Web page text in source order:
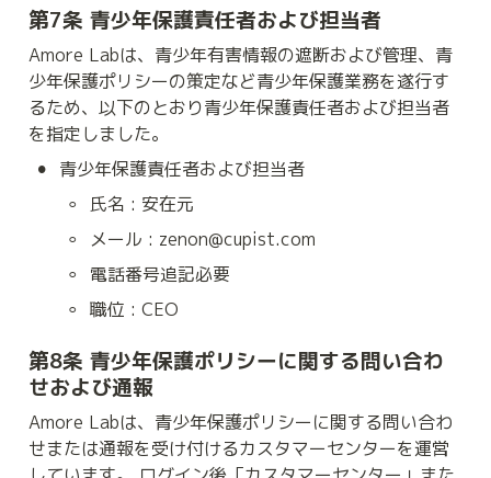
第7条 青少年保護責任者および担当者
Amore Labは、青少年有害情報の遮断および管理、青
少年保護ポリシーの策定など青少年保護業務を遂行す
るため、以下のとおり青少年保護責任者および担当者
を指定しました。
• 青少年保護責任者および担当者
◦ 氏名 : 安在元
◦ メール : zenon@cupist.com
◦ 電話番号追記必要
◦ 職位 : CEO
第8条 青少年保護ポリシーに関する問い合わ
せおよび通報
Amore Labは、青少年保護ポリシーに関する問い合わ
せまたは通報を受け付けるカスタマーセンターを運営